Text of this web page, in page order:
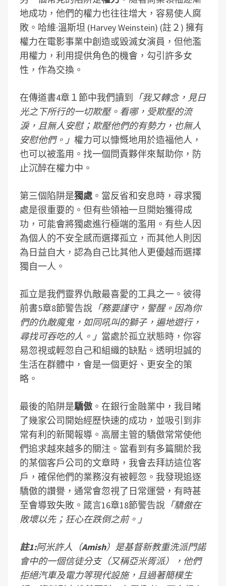
地成功，他們的權力也往往增大，容易使人腐
敗。哈維·溫斯坦 (Harvey Weinstein) (註２) 擁有
權力在電影事業中創造或毀滅女演員，但他濫
用權力，利用提供角色的機會，勾引許多女
性，作為交換。
在傳道書4章１節中我們讀到
「我又轉念，見日
光之下所行的一切欺壓。看哪，受欺壓的流
淚，且無人安慰；欺壓他們的有勢力，也無人
安慰他們。」 權力可以慷慨地用於造福他人，
也可以被濫用。找一個問責夥伴來幫助你，防
止沉醉在權力中。
第三個陷阱是獨處。當反省和安息時，尋求獨
處是很重要的。但有些領袖一旦開始獲得成
功，可能會將獨處進行極端的濫用。有些人因
為個人的不安全感而選擇孤立，而其他人則因
為日益自大，認為自己比其他人更優越而選擇
獨自一人。
孤立是我們靈界仇敵最喜愛的工具之一。彼得
前書5章8節警告說 「務要謹守，警醒。因為你
們的仇敵魔鬼，如同吼叫的獅子，遍地遊行，
尋找可吞吃的人。」 當處於孤立狀態時，你容
易忽視或輕忽自己和組織的缺點。透明坦誠的
生活在群體中，會是一個更好、更安全的策
略。
最後的陷阱是驕傲 。在銀行金融業中，我目睹
了幾家公司開始經歷快速的成功，並吸引到非
常有利的新聞報導。高層主管的驕傲常常使他
們追求越來越多的關注。當看到有多篇關於我
的某個客戶公司的文章時，我會去拜訪這位客
戶，確保他們的業務沒有被輕忽。我發現追逐
驕傲的讚譽，通常會忽視了日常運營，有時甚
至會導致失敗。箴言16章18節警告說 「驕傲在
敗壞以先；狂心在跌倒之前。」
註1:阿米許人 （Amish） 是基督新教重洗派門諾
會中的一個信徒分支（又稱亞米胥派），他們
拒絕汽車及電力等現代設施，且過著簡樸生